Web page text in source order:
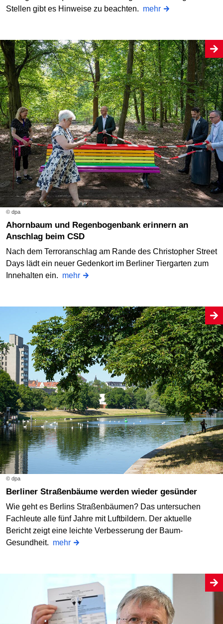
Stellen gibt es Hinweise zu beachten. mehr
© dpa
Ahornbaum und Regenbogenbank erinnern an
Anschlag beim CSD
Nach dem Terroranschlag am Rande des Christopher Street
Days lädt ein neuer Gedenkort im Berliner Tiergarten zum
Innehalten ein. mehr
© dpa
Berliner Straßenbäume werden wieder gesünder
Wie geht es Berlins Straßenbäumen? Das untersuchen
Fachleute alle fünf Jahre mit Luftbildern. Der aktuelle
Bericht zeigt eine leichte Verbesserung der Baum-
Gesundheit. mehr